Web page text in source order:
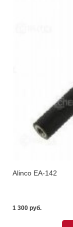
Alinco EA-142
1 300 pуб.